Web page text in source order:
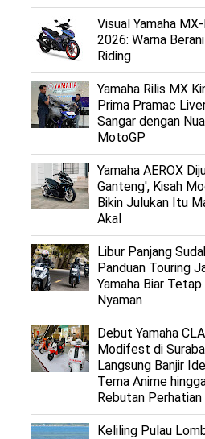
Visual Yamaha
2026: Warna
Riding
Yamaha Rilis MX
Prima Pramac
Sangar dengan
MotoGP
Yamaha AEROX
Ganteng', Kisah
Bikin Julukan Itu
Akal
Libur Panjang
Panduan Touring
Yamaha Biar Tetap
Nyaman
Debut Yamaha
Modifest di
Langsung Banjir
Tema Anime
Rebutan Perhatian
Keliling Pulau